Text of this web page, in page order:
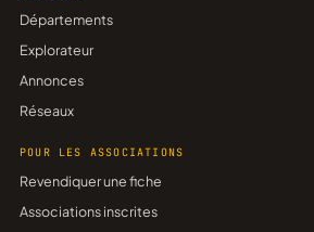
Départements
Explorateur
Annonces
Réseaux
POUR LES ASSOCIATIONS
Revendiquer une fiche
Associations inscrites